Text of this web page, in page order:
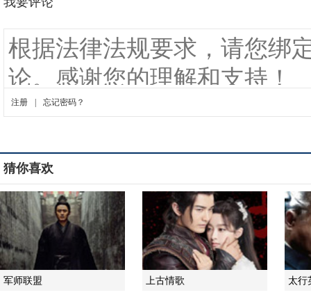
猜你喜欢
军师联盟 上古情歌 太行